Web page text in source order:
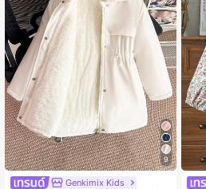
9
Genkimix Kids